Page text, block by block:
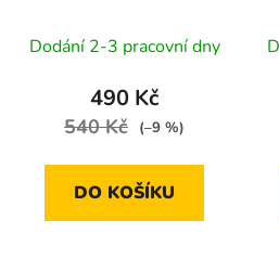
Dodání 2-3 pracovní dny
490 Kč
540 Kč (–9 %)
DO KOŠÍKU